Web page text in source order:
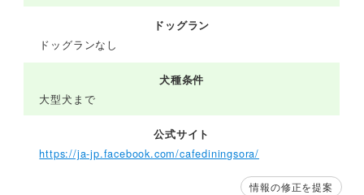
ドッグラン
ドッグランなし
犬種条件
大型犬まで
公式サイト
https://ja-jp.facebook.com/cafediningsora/
情報の修正を提案